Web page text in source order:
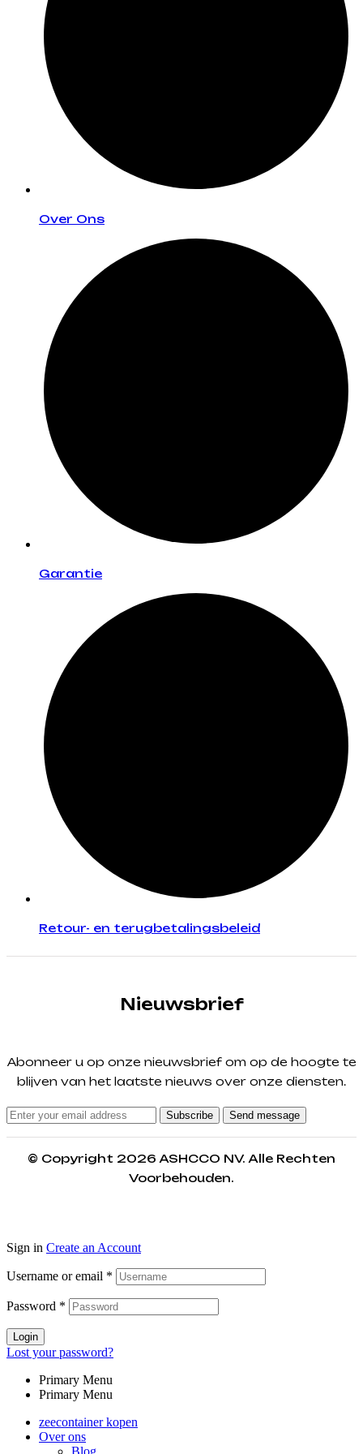
Over Ons
Garantie
Retour- en terugbetalingsbeleid
Nieuwsbrief
Abonneer u op onze nieuwsbrief om op de hoogte te
blijven van het laatste nieuws over onze diensten.
Subscribe Send message
© Copyright 2026 ASHCCO NV. Alle Rechten
Voorbehouden.
Sign in Create an Account
Username or email *
Password *
Login
Lost your password?
Primary Menu
Primary Menu
zeecontainer kopen
Over ons
Blog